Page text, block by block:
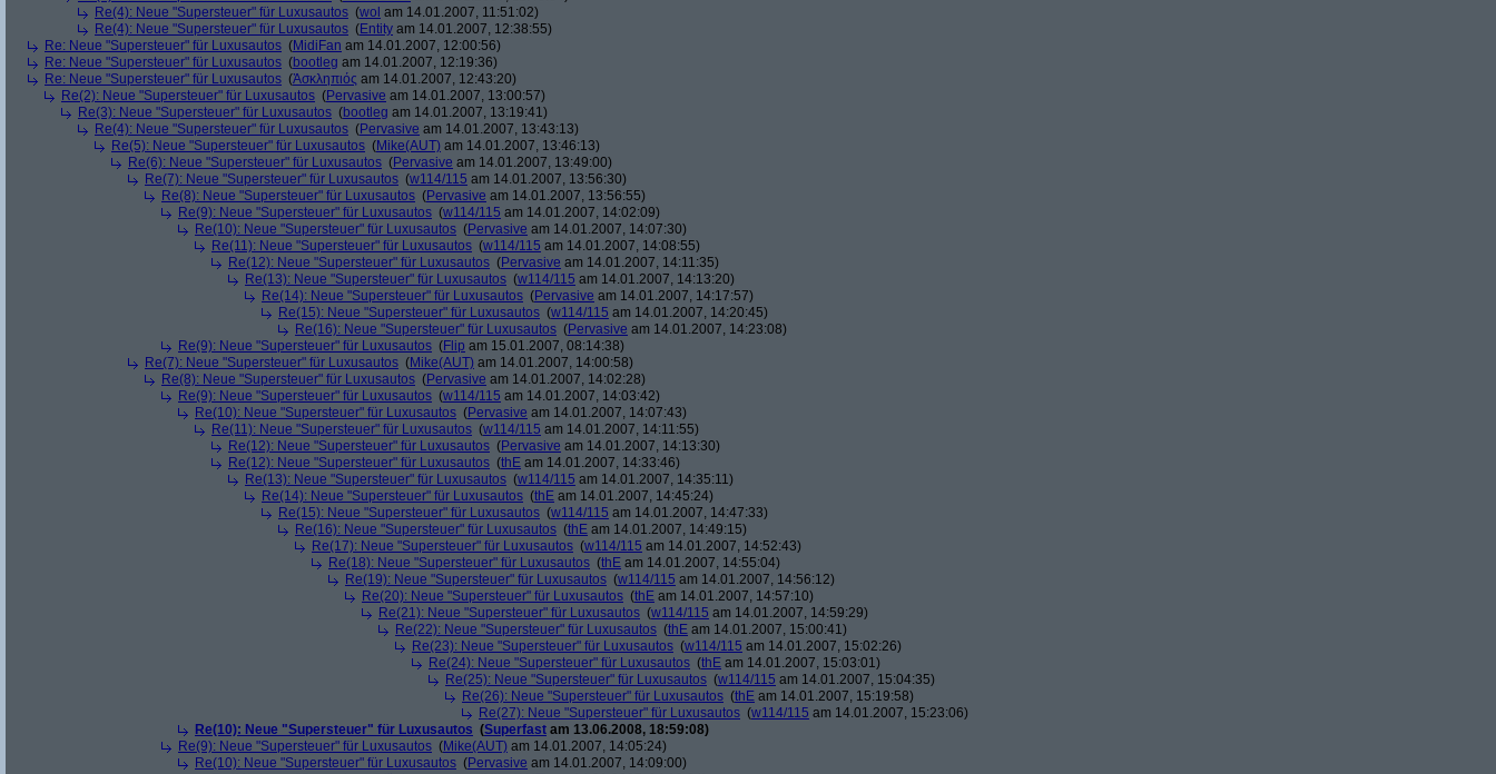
Re(4): Neue "Supersteuer" für Luxusautos (wol am 14.01.2007, 11:51:02)
Re(4): Neue "Supersteuer" für Luxusautos (Entity am 14.01.2007, 12:38:55)
Re: Neue "Supersteuer" für Luxusautos (MidiFan am 14.01.2007, 12:00:56)
Re: Neue "Supersteuer" für Luxusautos (bootleg am 14.01.2007, 12:19:36)
Re: Neue "Supersteuer" für Luxusautos (Ἀσκληπιός am 14.01.2007, 12:43:20)
Re(2): Neue "Supersteuer" für Luxusautos (Pervasive am 14.01.2007, 13:00:57)
Re(3): Neue "Supersteuer" für Luxusautos (bootleg am 14.01.2007, 13:19:41)
Re(4): Neue "Supersteuer" für Luxusautos (Pervasive am 14.01.2007, 13:43:13)
Re(5): Neue "Supersteuer" für Luxusautos (Mike(AUT) am 14.01.2007, 13:46:13)
Re(6): Neue "Supersteuer" für Luxusautos (Pervasive am 14.01.2007, 13:49:00)
Re(7): Neue "Supersteuer" für Luxusautos (w114/115 am 14.01.2007, 13:56:30)
Re(8): Neue "Supersteuer" für Luxusautos (Pervasive am 14.01.2007, 13:56:55)
Re(9): Neue "Supersteuer" für Luxusautos (w114/115 am 14.01.2007, 14:02:09)
Re(10): Neue "Supersteuer" für Luxusautos (Pervasive am 14.01.2007, 14:07:30)
Re(11): Neue "Supersteuer" für Luxusautos (w114/115 am 14.01.2007, 14:08:55)
Re(12): Neue "Supersteuer" für Luxusautos (Pervasive am 14.01.2007, 14:11:35)
Re(13): Neue "Supersteuer" für Luxusautos (w114/115 am 14.01.2007, 14:13:20)
Re(14): Neue "Supersteuer" für Luxusautos (Pervasive am 14.01.2007, 14:17:57)
Re(15): Neue "Supersteuer" für Luxusautos (w114/115 am 14.01.2007, 14:20:45)
Re(16): Neue "Supersteuer" für Luxusautos (Pervasive am 14.01.2007, 14:23:08)
Re(9): Neue "Supersteuer" für Luxusautos (Flip am 15.01.2007, 08:14:38)
Re(7): Neue "Supersteuer" für Luxusautos (Mike(AUT) am 14.01.2007, 14:00:58)
Re(8): Neue "Supersteuer" für Luxusautos (Pervasive am 14.01.2007, 14:02:28)
Re(9): Neue "Supersteuer" für Luxusautos (w114/115 am 14.01.2007, 14:03:42)
Re(10): Neue "Supersteuer" für Luxusautos (Pervasive am 14.01.2007, 14:07:43)
Re(11): Neue "Supersteuer" für Luxusautos (w114/115 am 14.01.2007, 14:11:55)
Re(12): Neue "Supersteuer" für Luxusautos (Pervasive am 14.01.2007, 14:13:30)
Re(12): Neue "Supersteuer" für Luxusautos (thE am 14.01.2007, 14:33:46)
Re(13): Neue "Supersteuer" für Luxusautos (w114/115 am 14.01.2007, 14:35:11)
Re(14): Neue "Supersteuer" für Luxusautos (thE am 14.01.2007, 14:45:24)
Re(15): Neue "Supersteuer" für Luxusautos (w114/115 am 14.01.2007, 14:47:33)
Re(16): Neue "Supersteuer" für Luxusautos (thE am 14.01.2007, 14:49:15)
Re(17): Neue "Supersteuer" für Luxusautos (w114/115 am 14.01.2007, 14:52:43)
Re(18): Neue "Supersteuer" für Luxusautos (thE am 14.01.2007, 14:55:04)
Re(19): Neue "Supersteuer" für Luxusautos (w114/115 am 14.01.2007, 14:56:12)
Re(20): Neue "Supersteuer" für Luxusautos (thE am 14.01.2007, 14:57:10)
Re(21): Neue "Supersteuer" für Luxusautos (w114/115 am 14.01.2007, 14:59:29)
Re(22): Neue "Supersteuer" für Luxusautos (thE am 14.01.2007, 15:00:41)
Re(23): Neue "Supersteuer" für Luxusautos (w114/115 am 14.01.2007, 15:02:26)
Re(24): Neue "Supersteuer" für Luxusautos (thE am 14.01.2007, 15:03:01)
Re(25): Neue "Supersteuer" für Luxusautos (w114/115 am 14.01.2007, 15:04:35)
Re(26): Neue "Supersteuer" für Luxusautos (thE am 14.01.2007, 15:19:58)
Re(27): Neue "Supersteuer" für Luxusautos (w114/115 am 14.01.2007, 15:23:06)
Re(10): Neue "Supersteuer" für Luxusautos (Superfast am 13.06.2008, 18:59:08)
Re(9): Neue "Supersteuer" für Luxusautos (Mike(AUT) am 14.01.2007, 14:05:24)
Re(10): Neue "Supersteuer" für Luxusautos (Pervasive am 14.01.2007, 14:09:00)